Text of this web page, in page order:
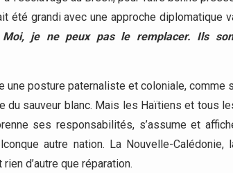
été grandi avec une approche diplomatique
Moi, je ne peux pas le remplacer. Ils
une posture paternaliste et coloniale, comme
du sauveur blanc. Mais les Haïtiens et tous
ses responsabilités, s’assume et
autre nation. La Nouvelle-Calédonie,
d’autre que réparation.